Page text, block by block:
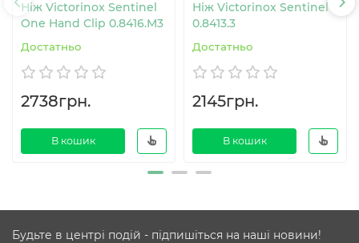
Ніж Victorinox Sentinel
One Hand Clip 0.8416.M3
Достатньо
2738грн.
В кошик
Ніж Victorinox Sentinel
0.8413.3
Достатньо
2145грн.
В кошик
Будьте в центрі подій - підпишіться на наші новини!